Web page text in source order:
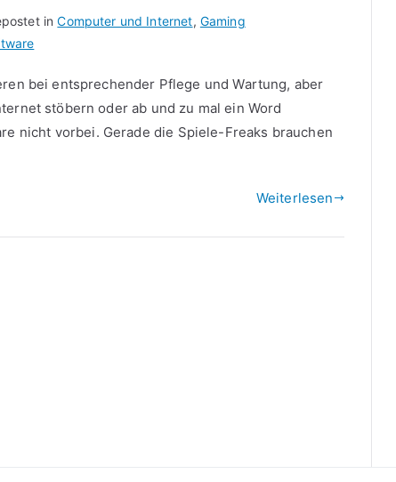
inComputer und Internet, Gaming
bei entsprechender Pflege und Wartung, aber
stöbern oder ab und zu mal ein Word
nicht vorbei. Gerade die Spiele-Freaks brauchen
Weiterlesen